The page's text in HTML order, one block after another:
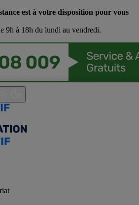
est à votre disposition pour vous
9h à 18h du lundi au vendredi.